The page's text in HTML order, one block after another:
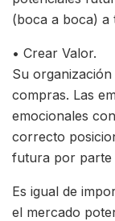
(boca a boca) a
• Crear Valor.
Su
compras. Las
emocionales
correcto
futura por parte
Es igual de
el mercado